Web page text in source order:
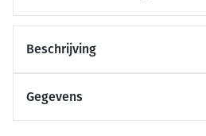
Beschrijving
Gegevens